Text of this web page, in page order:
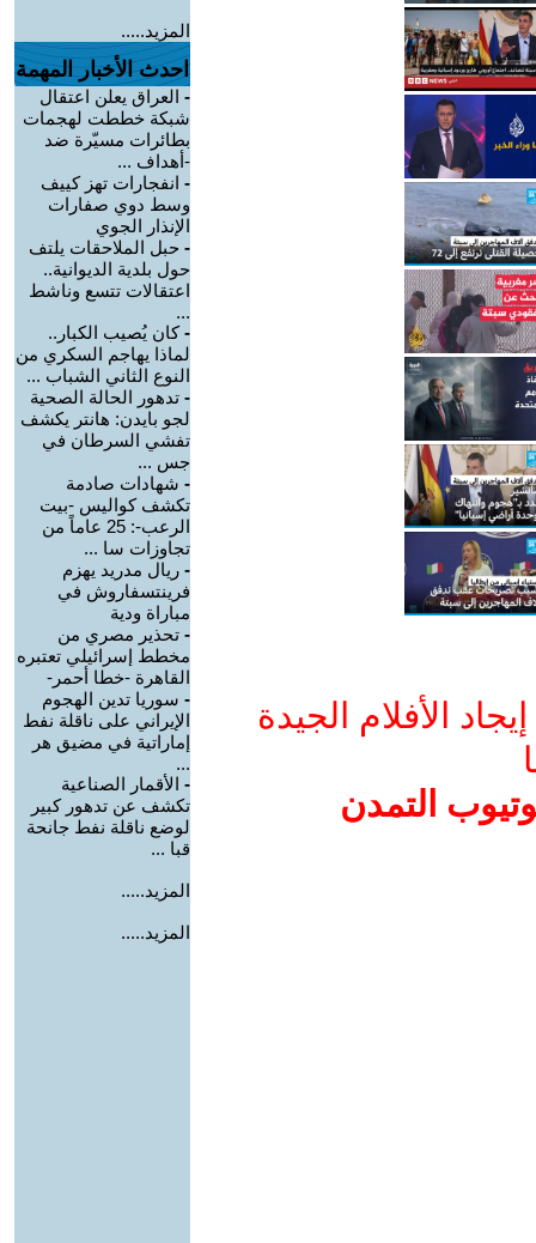
الأفلام الجيدة
التمدن
المزيد.....
احدث الأخبار المهمة
- العراق يعلن اعتقال
شبكة خططت لهجمات
بطائرات مسيّرة ضد
-أهداف ...
- انفجارات تهز كييف
وسط دوي صفارات
الإنذار الجوي
- حبل الملاحقات يلتف
حول بلدية الديوانية..
اعتقالات تتسع وناشط
...
-كان يُصيب الكبار..
لماذا يهاجم السكري من
النوع الثاني الشباب ...
- تدهور الحالة الصحية
لجو بايدن: هانتر يكشف
تفشي السرطان في
جس ...
- شهادات صادمة
تكشف كواليس -بيت
الرعب-: 25 عاماً من
تجاوزات سا ...
- ريال مدريد يهزم
فرينتسفاروش في
مباراة ودية
- تحذير مصري من
مخطط إسرائيلي تعتبره
القاهرة -خطا أحمر-
- سوريا تدين الهجوم
الإيراني على ناقلة نفط
إماراتية في مضيق هر
...
- الأقمار الصناعية
تكشف عن تدهور كبير
لوضع ناقلة نفط جانحة
قبا ...
المزيد.....
المزيد.....